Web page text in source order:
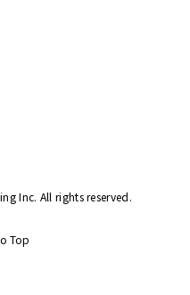
Inc. All rights reserved.
Top